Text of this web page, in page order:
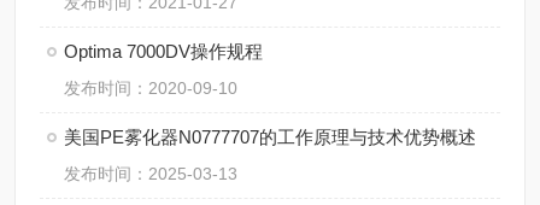
Optima 7000DV操作规程
发布时间：2020-09-10
美国PE雾化器N0777707的工作原理与技术优势概述
发布时间：2025-03-13